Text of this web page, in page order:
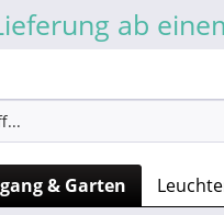
ab
& Garten